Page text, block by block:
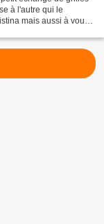
à l'autre qui le
mais aussi à vous